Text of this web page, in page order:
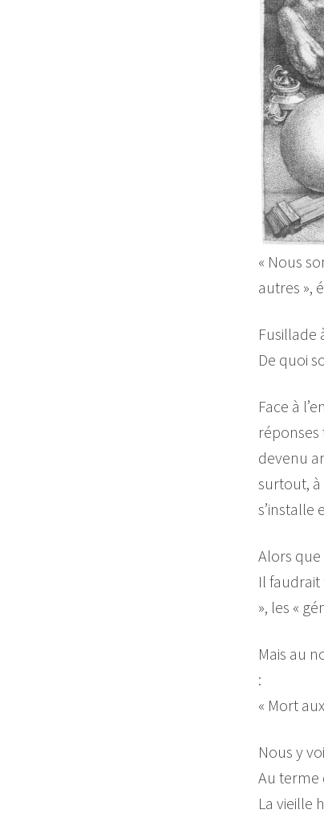
« Nous
autres »,
Fusillade
De quoi
Face à
réponses
devenu
surtout, à
s’installe
Alors que
Il
», les «
Mais au
:
« Mort
Nous y
Au terme
La vieille